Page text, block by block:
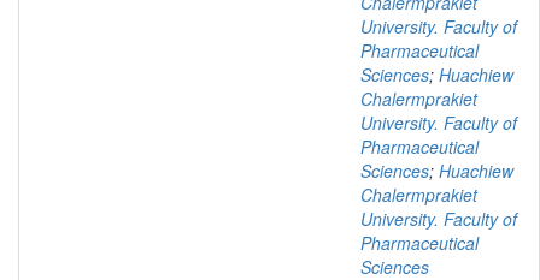
University. Faculty of
Pharmaceutical
Sciences; Huachiew
Chalermprakiet
University. Faculty of
Pharmaceutical
Sciences; Huachiew
Chalermprakiet
University. Faculty of
Pharmaceutical
Sciences